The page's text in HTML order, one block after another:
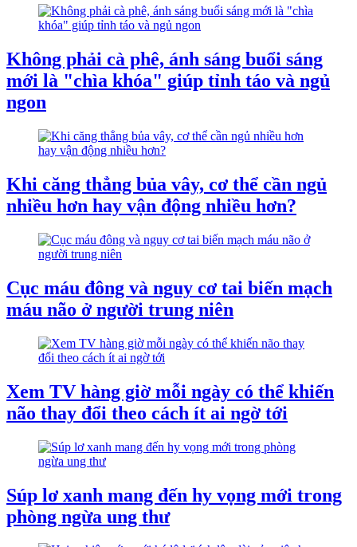
Không phải cà phê, ánh sáng buổi sáng
mới là "chìa khóa" giúp tỉnh táo và ngủ
ngon
Khi căng thẳng bủa vây, cơ thể cần ngủ
nhiều hơn hay vận động nhiều hơn?
Cục máu đông và nguy cơ tai biến mạch
máu não ở người trung niên
Xem TV hàng giờ mỗi ngày có thể khiến
não thay đổi theo cách ít ai ngờ tới
Súp lơ xanh mang đến hy vọng mới trong
phòng ngừa ung thư